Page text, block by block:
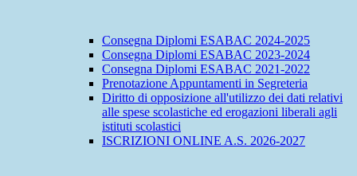
Consegna Diplomi ESABAC 2024-2025
Consegna Diplomi ESABAC 2023-2024
Consegna Diplomi ESABAC 2021-2022
Prenotazione Appuntamenti in Segreteria
Diritto di opposizione all'utilizzo dei dati relativi
alle spese scolastiche ed erogazioni liberali agli
istituti scolastici
ISCRIZIONI ONLINE A.S. 2026-2027